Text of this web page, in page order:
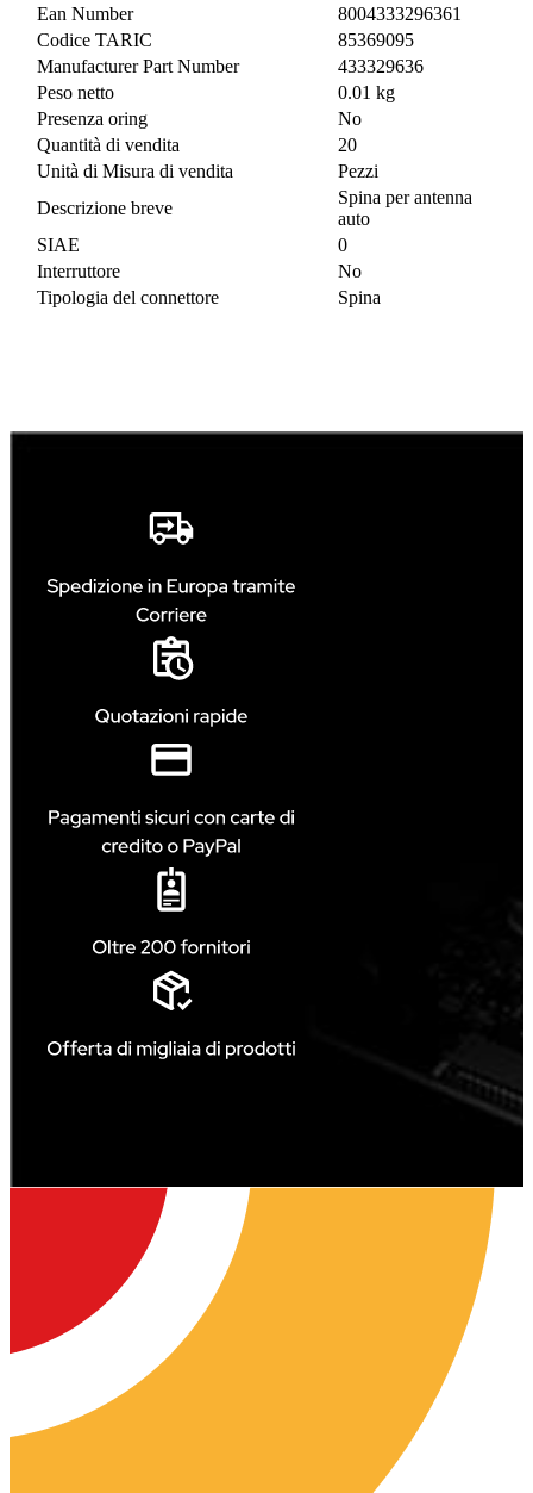
Ean Number
8004333296361
Codice TARIC
85369095
Manufacturer Part Number
433329636
Peso netto
0.01 kg
Presenza oring
No
Quantità di vendita
20
Unità di Misura di vendita
Pezzi
Descrizione breve
Spina per antenna
auto
SIAE
0
Interruttore
No
Tipologia del connettore
Spina